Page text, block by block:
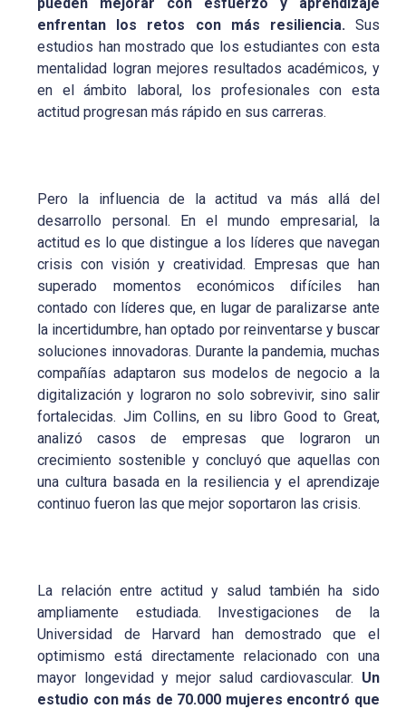
enfrentan los retos con más resiliencia. Sus
estudios han mostrado que los estudiantes con esta
mentalidad logran mejores resultados académicos, y
en el ámbito laboral, los profesionales con esta
actitud progresan más rápido en sus carreras.
Pero la influencia de la actitud va más allá del
desarrollo personal. En el mundo empresarial, la
actitud es lo que distingue a los líderes que navegan
crisis con visión y creatividad. Empresas que han
superado momentos económicos difíciles han
contado con líderes que, en lugar de paralizarse ante
la incertidumbre, han optado por reinventarse y buscar
soluciones innovadoras. Durante la pandemia, muchas
compañías adaptaron sus modelos de negocio a la
digitalización y lograron no solo sobrevivir, sino salir
fortalecidas. Jim Collins, en su libro Good to Great,
analizó casos de empresas que lograron un
crecimiento sostenible y concluyó que aquellas con
una cultura basada en la resiliencia y el aprendizaje
continuo fueron las que mejor soportaron las crisis.
La relación entre actitud y salud también ha sido
ampliamente estudiada. Investigaciones de la
Universidad de Harvard han demostrado que el
optimismo está directamente relacionado con una
mayor longevidad y mejor salud cardiovascular. Un
estudio con más de 70.000 mujeres encontró que